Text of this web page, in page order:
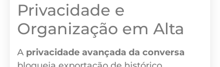
Privacidade e
Organização em Alta
A privacidade avançada da conversa